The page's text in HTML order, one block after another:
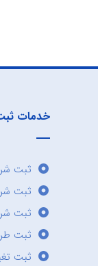
خدمات
ثبت
ثبت
ثبت
ثبت
ثبت